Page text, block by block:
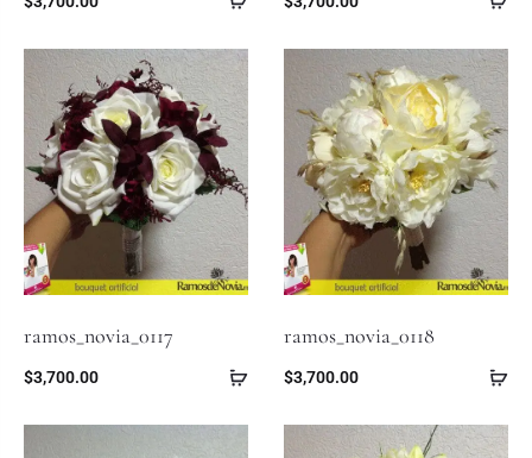
ramos_novia_0117
$3,700.00
ramos_novia_0118
$3,700.00